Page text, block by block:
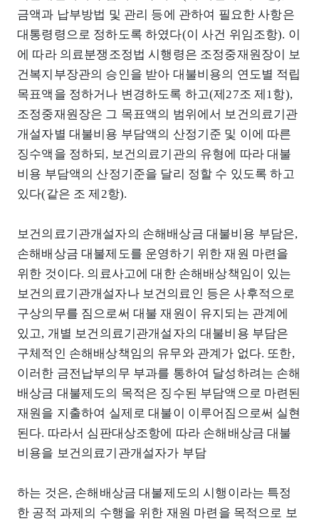
금액과 납부방법 및 관리 등에 관하여 필요한 사항은
대통령령으로 정하도록 하였다(이 사건 위임조항). 이
에 따라 의료분쟁조정법 시행령은 조정중재원장이 보
건복지부장관의 승인을 받아 대불비용의 연도별 적립
목표액을 정하거나 변경하도록 하고(제27조 제1항),
조정중재원장은 그 목표액의 범위에서 보건의료기관
개설자별 대불비용 부담액의 산정기준 및 이에 따른
징수액을 정하되, 보건의료기관의 유형에 따라 대불
비용 부담액의 산정기준을 달리 정할 수 있도록 하고
있다(같은 조 제2항).
보건의료기관개설자의 손해배상금 대불비용 부담은,
손해배상금 대불제도를 운영하기 위한 재원 마련을
위한 것이다. 의료사고에 대한 손해배상책임이 있는
보건의료기관개설자나 보건의료인 등은 사후적으로
구상의무를 짐으로써 대불 재원이 유지되는 관계에
있고, 개별 보건의료기관개설자의 대불비용 부담은
구체적인 손해배상책임의 유무와 관계가 없다. 또한,
이러한 금전납부의무 부과를 통하여 달성하려는 손해
배상금 대불제도의 목적은 징수된 부담액으로 마련된
재원을 지출하여 실제로 대불이 이루어짐으로써 실현
된다. 따라서 심판대상조항에 따라 손해배상금 대불
비용을 보건의료기관개설자가 부담
하는 것은, 손해배상금 대불제도의 시행이라는 특정
한 공적 과제의 수행을 위한 재원 마련을 목적으로 보